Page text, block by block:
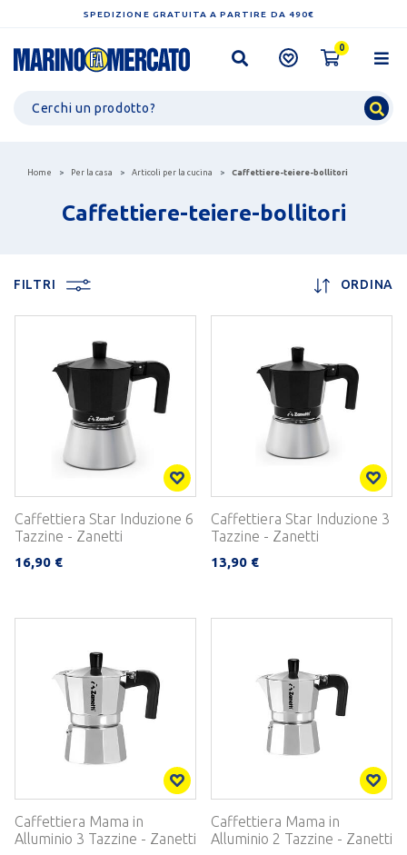
SPEDIZIONE GRATUITA A PARTIRE DA 490€
0
Home Per la casa Articoli per la cucina Caffettiere-teiere-bollitori
Caffettiere-teiere-bollitori
FILTRI ORDINA
Caffettiera Star Induzione 6
Tazzine - Zanetti
16,90 €
Caffettiera Star Induzione 3
Tazzine - Zanetti
13,90 €
Caffettiera Mama in
Alluminio 3 Tazzine - Zanetti
Caffettiera Mama in
Alluminio 2 Tazzine - Zanetti